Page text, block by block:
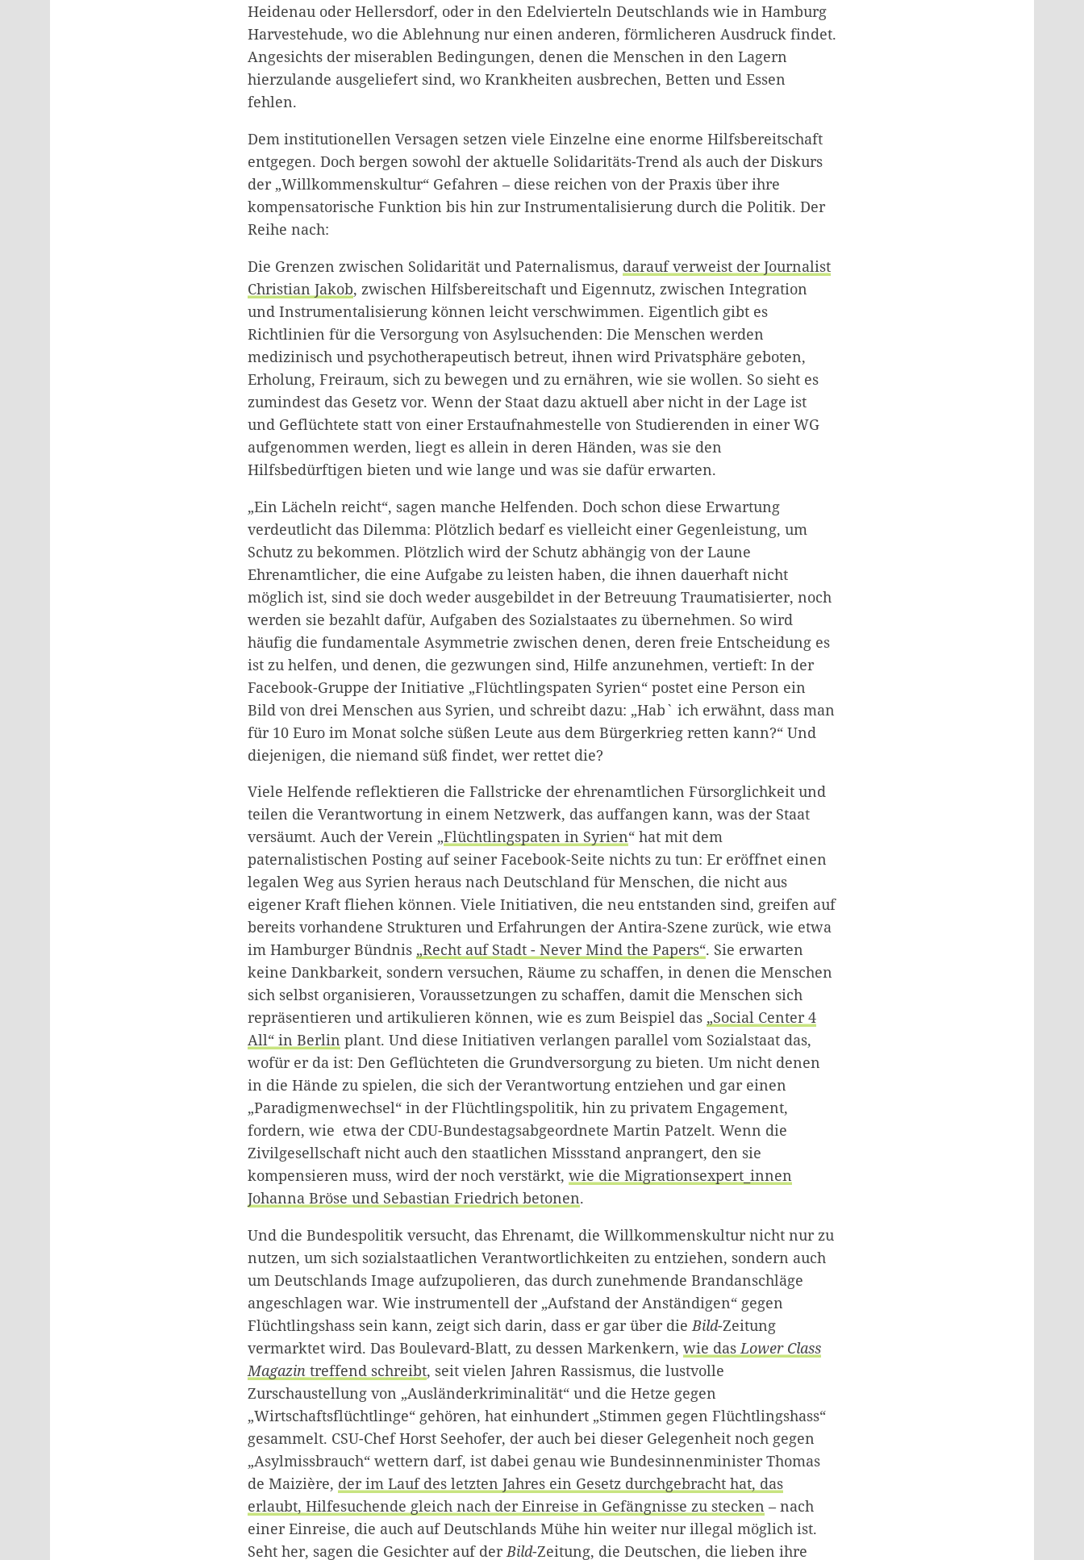
Heidenau oder Hellersdorf, oder in den Edelvierteln Deutschlands wie in Hamburg
Harvestehude, wo die Ablehnung nur einen anderen, förmlicheren Ausdruck findet.
Angesichts der miserablen Bedingungen, denen die Menschen in den Lagern
hierzulande ausgeliefert sind, wo Krankheiten ausbrechen, Betten und Essen
fehlen.
Dem institutionellen Versagen setzen viele Einzelne eine enorme Hilfsbereitschaft
entgegen. Doch bergen sowohl der aktuelle Solidaritäts-Trend als auch der Diskurs
der „Willkommenskultur“ Gefahren – diese reichen von der Praxis über ihre
kompensatorische Funktion bis hin zur Instrumentalisierung durch die Politik. Der
Reihe nach:
Die Grenzen zwischen Solidarität und Paternalismus, darauf verweist der Journalist
Christian Jakob, zwischen Hilfsbereitschaft und Eigennutz, zwischen Integration
und Instrumentalisierung können leicht verschwimmen. Eigentlich gibt es
Richtlinien für die Versorgung von Asylsuchenden: Die Menschen werden
medizinisch und psychotherapeutisch betreut, ihnen wird Privatsphäre geboten,
Erholung, Freiraum, sich zu bewegen und zu ernähren, wie sie wollen. So sieht es
zumindest das Gesetz vor. Wenn der Staat dazu aktuell aber nicht in der Lage ist
und Geflüchtete statt von einer Erstaufnahmestelle von Studierenden in einer WG
aufgenommen werden, liegt es allein in deren Händen, was sie den
Hilfsbedürftigen bieten und wie lange und was sie dafür erwarten.
„Ein Lächeln reicht“, sagen manche Helfenden. Doch schon diese Erwartung
verdeutlicht das Dilemma: Plötzlich bedarf es vielleicht einer Gegenleistung, um
Schutz zu bekommen. Plötzlich wird der Schutz abhängig von der Laune
Ehrenamtlicher, die eine Aufgabe zu leisten haben, die ihnen dauerhaft nicht
möglich ist, sind sie doch weder ausgebildet in der Betreuung Traumatisierter, noch
werden sie bezahlt dafür, Aufgaben des Sozialstaates zu übernehmen. So wird
häufig die fundamentale Asymmetrie zwischen denen, deren freie Entscheidung es
ist zu helfen, und denen, die gezwungen sind, Hilfe anzunehmen, vertieft: In der
Facebook-Gruppe der Initiative „Flüchtlingspaten Syrien“ postet eine Person ein
Bild von drei Menschen aus Syrien, und schreibt dazu: „Hab` ich erwähnt, dass man
für 10 Euro im Monat solche süßen Leute aus dem Bürgerkrieg retten kann?“ Und
diejenigen, die niemand süß findet, wer rettet die?
Viele Helfende reflektieren die Fallstricke der ehrenamtlichen Fürsorglichkeit und
teilen die Verantwortung in einem Netzwerk, das auffangen kann, was der Staat
versäumt. Auch der Verein „Flüchtlingspaten in Syrien“ hat mit dem
paternalistischen Posting auf seiner Facebook-Seite nichts zu tun: Er eröffnet einen
legalen Weg aus Syrien heraus nach Deutschland für Menschen, die nicht aus
eigener Kraft fliehen können. Viele Initiativen, die neu entstanden sind, greifen auf
bereits vorhandene Strukturen und Erfahrungen der Antira-Szene zurück, wie etwa
im Hamburger Bündnis „Recht auf Stadt - Never Mind the Papers“. Sie erwarten
keine Dankbarkeit, sondern versuchen, Räume zu schaffen, in denen die Menschen
sich selbst organisieren, Voraussetzungen zu schaffen, damit die Menschen sich
repräsentieren und artikulieren können, wie es zum Beispiel das „Social Center 4
All“ in Berlin plant. Und diese Initiativen verlangen parallel vom Sozialstaat das,
wofür er da ist: Den Geflüchteten die Grundversorgung zu bieten. Um nicht denen
in die Hände zu spielen, die sich der Verantwortung entziehen und gar einen
„Paradigmenwechsel“ in der Flüchtlingspolitik, hin zu privatem Engagement,
fordern, wie etwa der CDU-Bundestagsabgeordnete Martin Patzelt. Wenn die
Zivilgesellschaft nicht auch den staatlichen Missstand anprangert, den sie
kompensieren muss, wird der noch verstärkt, wie die Migrationsexpert_innen
Johanna Bröse und Sebastian Friedrich betonen.
Und die Bundespolitik versucht, das Ehrenamt, die Willkommenskultur nicht nur zu
nutzen, um sich sozialstaatlichen Verantwortlichkeiten zu entziehen, sondern auch
um Deutschlands Image aufzupolieren, das durch zunehmende Brandanschläge
angeschlagen war. Wie instrumentell der „Aufstand der Anständigen“ gegen
Flüchtlingshass sein kann, zeigt sich darin, dass er gar über dieBild-Zeitung
vermarktet wird. Das Boulevard-Blatt, zu dessen Markenkern, wie dasLower Class
Magazin treffend schreibt, seit vielen Jahren Rassismus, die lustvolle
Zurschaustellung von „Ausländerkriminalität“ und die Hetze gegen
„Wirtschaftsflüchtlinge“ gehören, hat einhundert „Stimmen gegen Flüchtlingshass“
gesammelt. CSU-Chef Horst Seehofer, der auch bei dieser Gelegenheit noch gegen
„Asylmissbrauch“ wettern darf, ist dabei genau wie Bundesinnenminister Thomas
de Maizière, der im Lauf des letzten Jahres ein Gesetz durchgebracht hat, das
erlaubt, Hilfesuchende gleich nach der Einreise in Gefängnisse zu stecken – nach
einer Einreise, die auch auf Deutschlands Mühe hin weiter nur illegal möglich ist.
Seht her, sagen die Gesichter auf derBild-Zeitung, die Deutschen, die lieben ihre